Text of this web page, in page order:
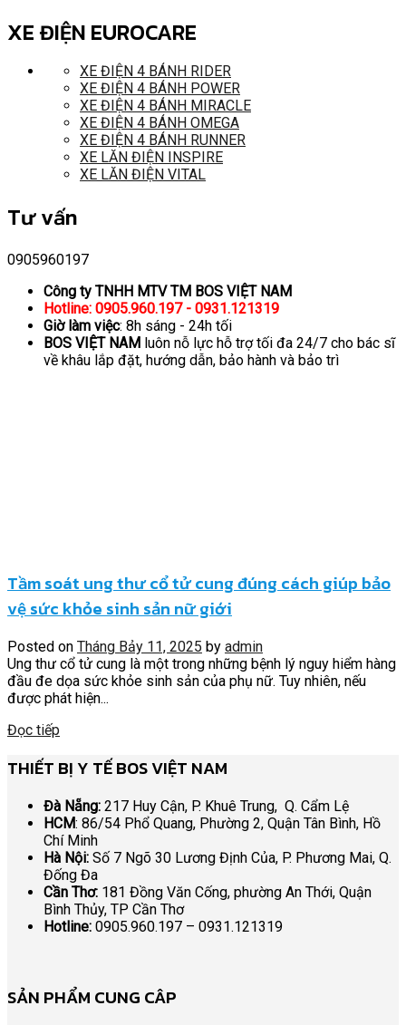
XE ĐIỆN EUROCARE
XE ĐIỆN 4 BÁNH RIDER
XE ĐIỆN 4 BÁNH POWER
XE ĐIỆN 4 BÁNH MIRACLE
XE ĐIỆN 4 BÁNH OMEGA
XE ĐIỆN 4 BÁNH RUNNER
XE LĂN ĐIỆN INSPIRE
XE LĂN ĐIỆN VITAL
Tư vấn
0905960197
Công ty TNHH MTV TM BOS VIỆT NAM
Hotline: 0905.960.197 - 0931.121319
Giờ làm việc: 8h sáng - 24h tối
BOS VIỆT NAM luôn nỗ lực hỗ trợ tối đa 24/7 cho bác sĩ
về khâu lắp đặt, hướng dẫn, bảo hành và bảo trì
Tầm soát ung thư cổ tử cung đúng cách giúp bảo
vệ sức khỏe sinh sản nữ giới
Posted on Tháng Bảy 11, 2025 by admin
Ung thư cổ tử cung là một trong những bệnh lý nguy hiểm hàng
đầu đe dọa sức khỏe sinh sản của phụ nữ. Tuy nhiên, nếu
được phát hiện...
Đọc tiếp
THIẾT BỊ Y TẾ BOS VIỆT NAM
Đà Nẵng: 217 Huy Cận, P. Khuê Trung, Q. Cẩm Lệ
HCM: 86/54 Phổ Quang, Phường 2, Quận Tân Bình, Hồ
Chí Minh
Hà Nội: Số 7 Ngõ 30 Lương Định Của, P. Phương Mai, Q.
Đống Đa
Cần Thơ: 181 Đồng Văn Cống, phường An Thới, Quận
Bình Thủy, TP Cần Thơ
Hotline: 0905.960.197 – 0931.121319
SẢN PHẨM CUNG CÂP